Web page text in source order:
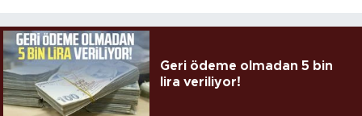
Geri ödeme olmadan 5 bin
lira veriliyor!